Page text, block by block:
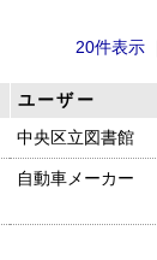
20件表示
ユーザー
中央区立図書館
自動車メーカー